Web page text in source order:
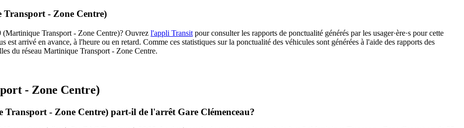
Transport - Zone Centre)
(Martinique Transport - Zone Centre)? Ouvrez l'appli Transit pour consulter les rapports de ponctualité générés par les usager·ère·s pour cette
arrivé en avance, à l'heure ou en retard. Comme ces statistiques sur la ponctualité des véhicules sont générées à l'aide des rapports des
du réseau Martinique Transport - Zone Centre.
- Zone Centre)
- Zone Centre) part-il de l'arrêt Gare Clémenceau?